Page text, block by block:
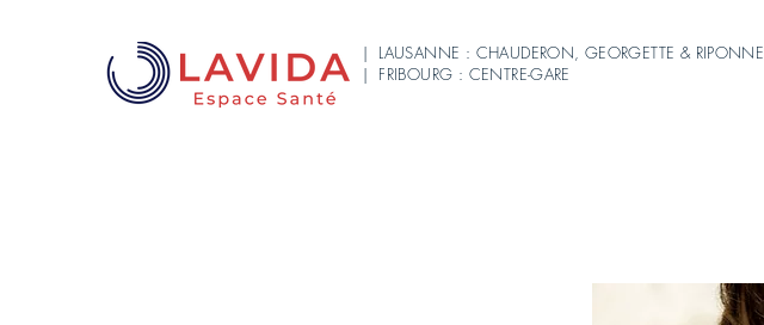
| LAUSANNE : CHAUDERON, GEORGETTE & RIPONNE
| FRIBOURG : CENTRE-GARE